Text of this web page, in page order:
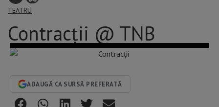
TEATRU
Contracții @ TNB
ADAUGĂ CA SURSĂ PREFERATĂ